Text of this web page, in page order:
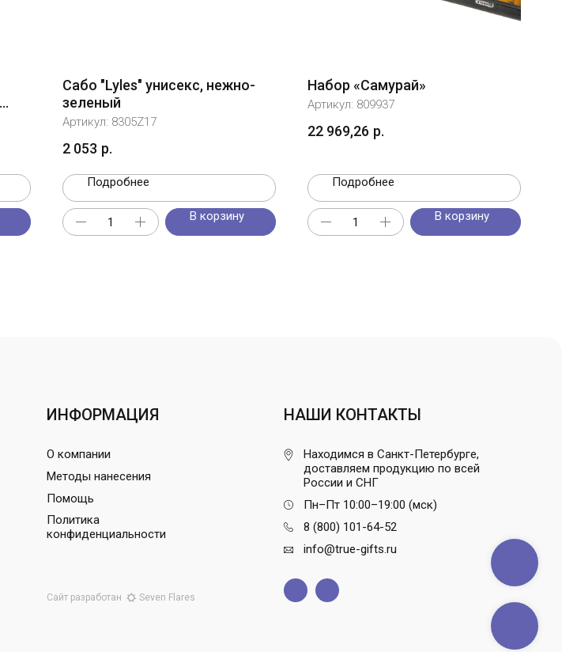
Сабо "Lyles" унисекс, нежно-
зеленый
Артикул: 8305Z17
2 053 р.
Подробнее
В корзину
Набор «Самурай»
Артикул: 809937
22 969,26 р.
Подробнее
В корзину
ИНФОРМАЦИЯ
О компании
Методы нанесения
Помощь
Политика
конфиденциальности
НАШИ КОНТАКТЫ
Находимся в Санкт-Петербурге,
доставляем продукцию по всей
России и СНГ
Пн–Пт 10:00–19:00 (мск)
8 (800) 101-64-52
info@true-gifts.ru
Сайт разработан
Seven Flares